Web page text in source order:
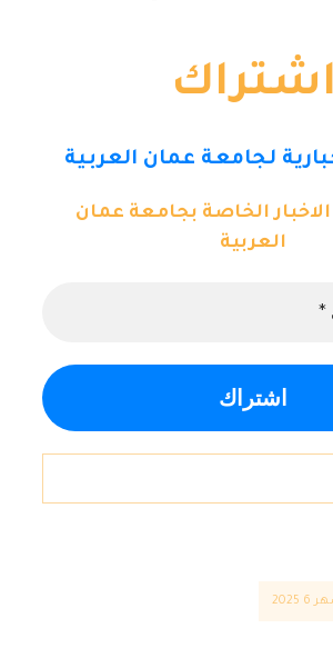
اشتراك
لجامعة عمان العربية
الخاصة بجامعة عمان
العربية